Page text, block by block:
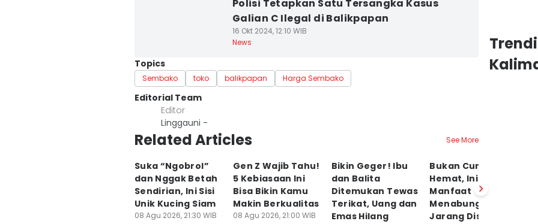
Polisi Tetapkan Satu Tersangka Kasus
Galian C Ilegal di Balikpapan
16 Okt 2024, 12:10 WIB
News
Topics
Sembako toko balikpapan Harga Sembako
Editorial Team
Editor
Linggauni -
Related Articles See More
Suka “Ngobrol”
dan Nggak Betah
Sendirian, Ini Sisi
Unik Kucing Siam
08 Agu 2026, 21:30 WIB
Gen Z Wajib Tahu!
5 Kebiasaan Ini
Bisa Bikin Kamu
Makin Berkualitas
08 Agu 2026, 21:00 WIB
Bikin Geger! Ibu
dan Balita
Ditemukan Tewas
Terikat, Uang dan
Emas Hilang
Bukan Cuma soal
Hemat, Ini 10
Manfaat
Menabung yang
Jarang Disadari